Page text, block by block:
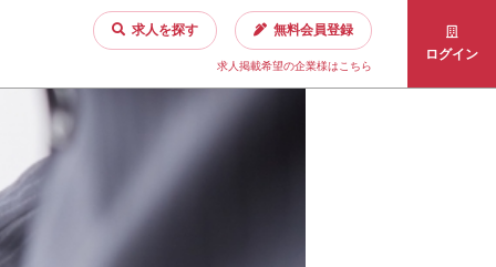
求人を探す 無料会員登録
求人掲載希望の企業様はこちら
ログイン